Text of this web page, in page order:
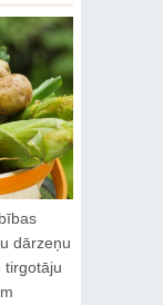
dārzeņu
tirgotāju